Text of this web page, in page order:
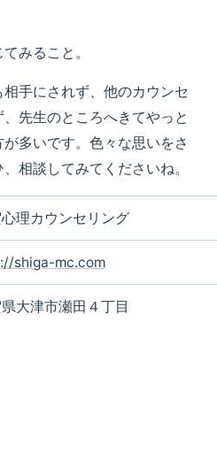
みること。
手にされず、他のカウンセ
先生のところへきてやっと
多いです。色々な思いをさ
相談してみてくださいね。
理カウンセリング
shiga-mc.com
大津市瀬田４丁目